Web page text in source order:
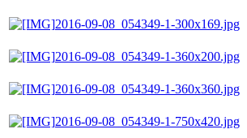
2016-09-08_054349-1-300x169.jpg
2016-09-08_054349-1-360x200.jpg
2016-09-08_054349-1-360x360.jpg
2016-09-08_054349-1-750x420.jpg